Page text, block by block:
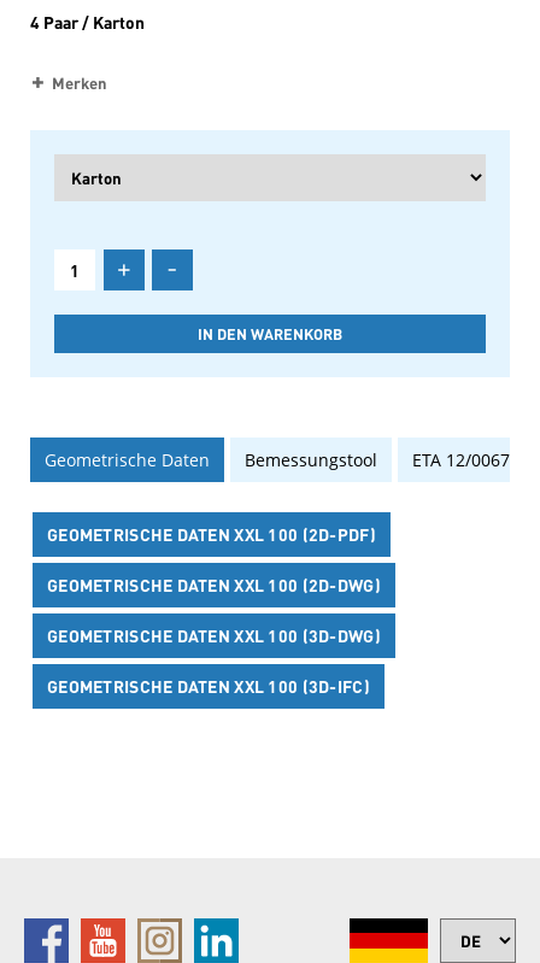
4 Paar / Karton
Merken
+ -
Geometrische Daten Bemessungstool ETA 12/0067
GEOMETRISCHE DATEN XXL 100 (2D-PDF)
GEOMETRISCHE DATEN XXL 100 (2D-DWG)
GEOMETRISCHE DATEN XXL 100 (3D-DWG)
GEOMETRISCHE DATEN XXL 100 (3D-IFC)